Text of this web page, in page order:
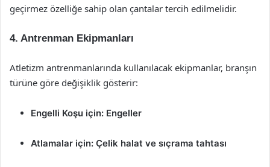
geçirmez özelliğe sahip olan çantalar tercih edilmelidir.
4. Antrenman Ekipmanları
Atletizm antrenmanlarında kullanılacak ekipmanlar, branşın
türüne göre değişiklik gösterir:
Engelli Koşu için: Engeller
Atlamalar için: Çelik halat ve sıçrama tahtası